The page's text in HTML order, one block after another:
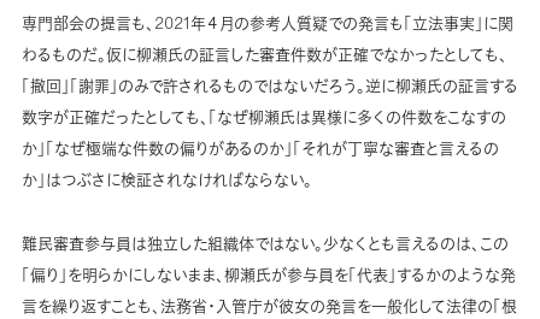
専門部会の提言も、2021年４月の参考人質疑での発言も「立法事実」に関
わるものだ。仮に柳瀬氏の証言した審査件数が正確でなかったとしても、
「撤回」「謝罪」のみで許されるものではないだろう。逆に柳瀬氏の証言する
数字が正確だったとしても、「なぜ柳瀬氏は異様に多くの件数をこなすの
か」「なぜ極端な件数の偏りがあるのか」「それが丁寧な審査と言えるの
か」はつぶさに検証されなければならない。
難民審査参与員は独立した組織体ではない。少なくとも言えるのは、この
「偏り」を明らかにしないまま、柳瀬氏が参与員を「代表」するかのような発
言を繰り返すことも、法務省・入管庁が彼女の発言を一般化して法律の「根